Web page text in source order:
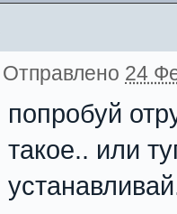
Отправлено 24
попробуй
такое.. или